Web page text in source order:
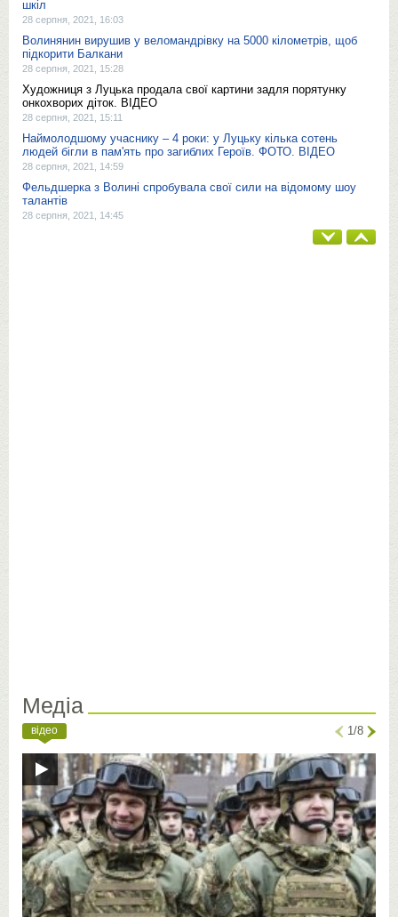
шкіл
28 серпня, 2021, 16:03
Волинянин вирушив у веломандрівку на 5000 кілометрів, щоб
підкорити Балкани
28 серпня, 2021, 15:28
Художниця з Луцька продала свої картини задля порятунку
онкохворих діток. ВІДЕО
28 серпня, 2021, 15:11
Наймолодшому учаснику – 4 роки: у Луцьку кілька сотень
людей бігли в пам'ять про загиблих Героїв. ФОТО. ВІДЕО
28 серпня, 2021, 14:59
Фельдшерка з Волині спробувала свої сили на відомому шоу
талантів
28 серпня, 2021, 14:45
Медіа
відео 1/8